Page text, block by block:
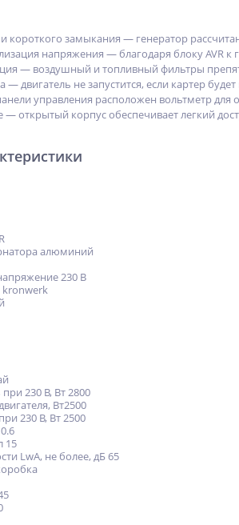
короткого замыкания — генератор
напряжения — благодаря блоку AVR
— воздушный и топливный фильтры
двигатель не запустится, если картер
управления расположен вольтметр для
открытый корпус обеспечивает легкий
алюминий
230 В
kronwerk
230 В, Вт 2800
Вт2500
230 В, Вт 2500
15
LwA, не более, дБ 65